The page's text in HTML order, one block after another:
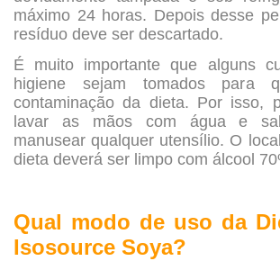
máximo 24 horas. Depois desse
resíduo deve ser descartado.
É muito importante que alguns
higiene sejam tomados para
contaminação da dieta. Por isso,
lavar as mãos com água e
manusear qualquer utensílio. O
dieta deverá ser limpo com álcool
Qual modo de uso da
Isosource Soya?